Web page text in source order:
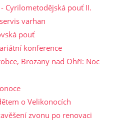
Cyrilometodějská pouť II.
varhan
pouť
konference
Brozany nad Ohří: Noc
o Velikonocích
zvonu po renovaci